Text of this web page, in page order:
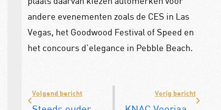
andere evenementen zoals de CES in Las
Vegas, het Goodwood Festival of Speed en
het concours d’elegance in Pebble Beach.
Volgend bericht Vorig bericht